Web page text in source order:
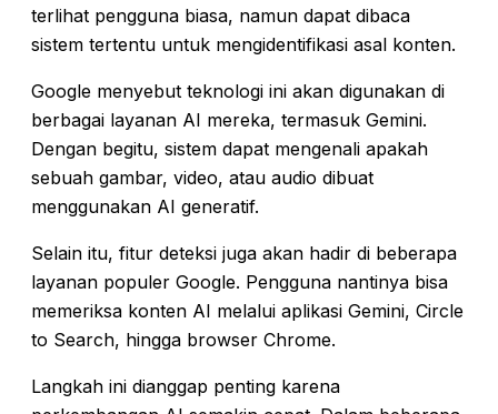
terlihat pengguna biasa, namun dapat dibaca
sistem tertentu untuk mengidentifikasi asal konten.
Google menyebut teknologi ini akan digunakan di
berbagai layanan AI mereka, termasuk Gemini.
Dengan begitu, sistem dapat mengenali apakah
sebuah gambar, video, atau audio dibuat
menggunakan AI generatif.
Selain itu, fitur deteksi juga akan hadir di beberapa
layanan populer Google. Pengguna nantinya bisa
memeriksa konten AI melalui aplikasi Gemini, Circle
to Search, hingga browser Chrome.
Langkah ini dianggap penting karena